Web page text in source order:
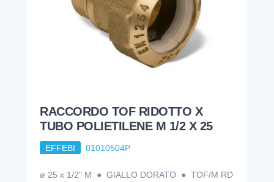
RACCORDO TOF RIDOTTO X
TUBO POLIETILENE M 1/2 X 25
EFFEBI 01010504P
ø 25 x 1/2" M ● GIALLO DORATO ● TOF/M RD